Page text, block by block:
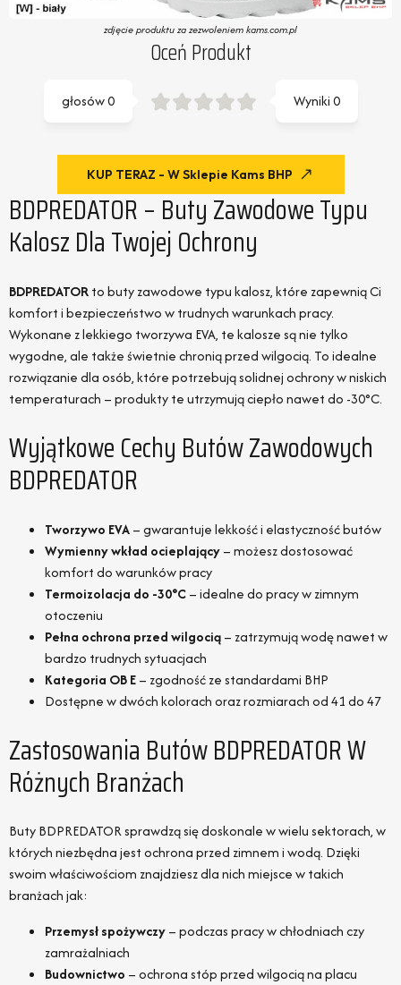
zdjęcie produktu za zezwoleniem kams.com.pl
Oceń Produkt
Wyniki0
głosów0
KUP TERAZ - W Sklepie Kams BHP
BDPREDATOR – Buty Zawodowe Typu
Kalosz Dla Twojej Ochrony
BDPREDATORto buty zawodowe typu kalosz, które zapewnią Ci
komfort i bezpieczeństwo w trudnych warunkach pracy.
Wykonane z lekkiego tworzywa EVA, te kalosze są nie tylko
wygodne, ale także świetnie chronią przed wilgocią. To idealne
rozwiązanie dla osób, które potrzebują solidnej ochrony w niskich
temperaturach – produkty te utrzymują ciepło nawet do -30°C.
Wyjątkowe Cechy Butów Zawodowych
BDPREDATOR
Tworzywo EVA– gwarantuje lekkość i elastyczność butów
Wymienny wkład ocieplający– możesz dostosować
komfort do warunków pracy
Termoizolacja do -30°C– idealne do pracy w zimnym
otoczeniu
Pełna ochrona przed wilgocią– zatrzymują wodę nawet w
bardzo trudnych sytuacjach
Kategoria OB E– zgodność ze standardami BHP
Dostępne w dwóch kolorach oraz rozmiarach od 41 do 47
Zastosowania Butów BDPREDATOR W
Różnych Branżach
Buty BDPREDATOR sprawdzą się doskonale w wielu sektorach, w
których niezbędna jest ochrona przed zimnem i wodą. Dzięki
swoim właściwościom znajdziesz dla nich miejsce w takich
branżach jak:
Przemysł spożywczy– podczas pracy w chłodniach czy
zamrażalniach
Budownictwo – ochrona stóp przed wilgocią na placu